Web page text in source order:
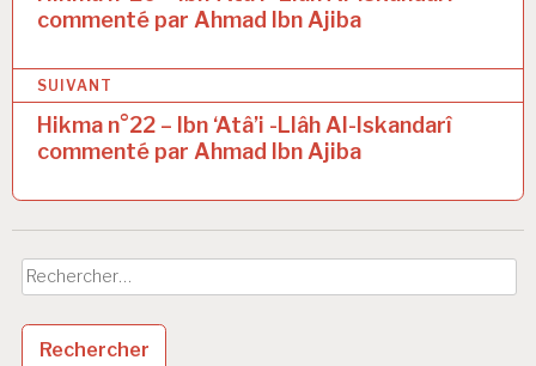
i
g
t
i
o
n
commenté par Ahmad Ibn Ajiba
SUIVANT
Hikma n°22 – Ibn ‘Atâ’i -Llâh Al-Iskandarî
commenté par Ahmad Ibn Ajiba
Rechercher :